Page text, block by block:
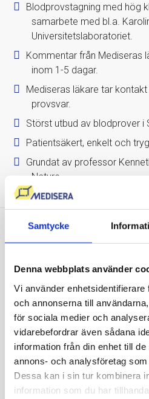
Samtycke
Denna webbplats använder
Vi använder
och annonserna till
för sociala medier och
vidarebefordrar även sådana
information från din enhet till
annons- och analysföretag
Dessa kan i sin tur kombinera
information som du har
Blodprovstagning med hög
samarbete med bl.a.
Universitetslaboratoriet.
Kommentar från Mediseras
inom 1-5 dagar.
Mediseras läkare tar
provsvar.
Störst utbud av blodprover i
Patientsäkert, enkelt och
Grundat av professor
Nature.
Vi sätter våra
Att mitt D-
ingen aning om!
få i mig det
vitamin och jag
och mindre värk
se om värdet är
David Malmsten